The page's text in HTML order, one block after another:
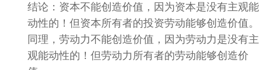
结论：资本不能创造价值，因为资本是没有主观能
动性的！但资本所有者的投资劳动能够创造价值。
同理，劳动力不能创造价值，因为劳动力是没有主
观能动性的！但劳动力所有者的劳动能够创造价